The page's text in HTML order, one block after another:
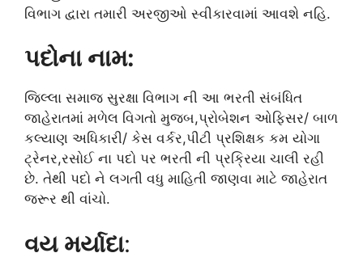
વિભાગ દ્વારા તમારી અરજીઓ સ્વીકારવામાં આવશે નહિ.
પદોના નામ:
જિલ્લા સમાજ સુરક્ષા વિભાગ ની આ ભરતી સંબંધિત
જાહેરાતમાં મળેલ વિગતો મુજબ,પ્રોબેશન ઓફિસર/ બાળ
કલ્યાણ અધિકારી/ કેસ વર્કર,પીટી પ્રશિક્ષક કમ યોગા
ટ્રેનર,રસોઈ ના પદો પર ભરતી ની પ્રક્રિયા ચાલી રહી
છે. તેથી પદો ને લગતી વધુ માહિતી જાણવા માટે જાહેરાત
જરૂર થી વાંચો.
વય મર્યાદા: